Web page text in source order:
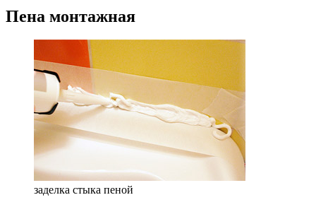
Пена монтажная
заделка стыка пеной